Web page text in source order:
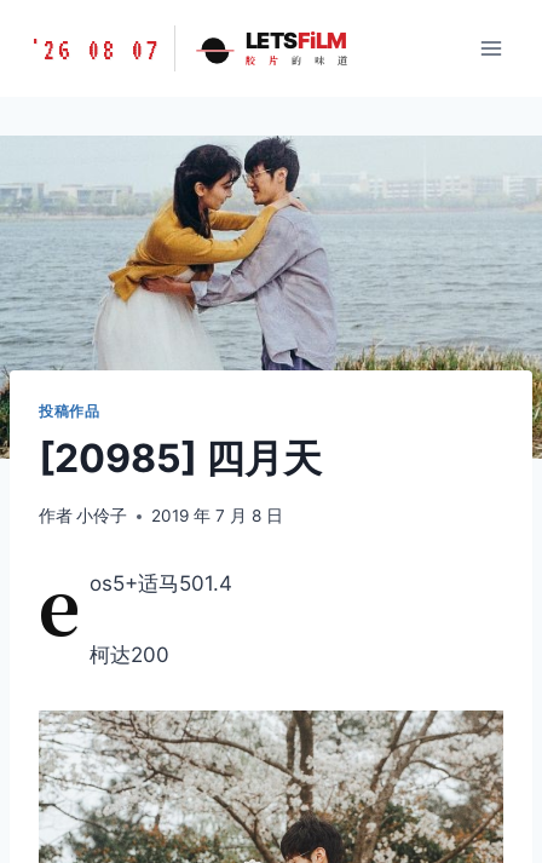
胶
味
LETSFILM
'26 08 07 LETSFiLM
胶 片 的 味 道
投稿作品
[20985] 四月天
作者小伶子 2019 年 7 月 8 日
e os5+适马501.4
柯达200